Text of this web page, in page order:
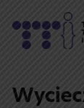
content